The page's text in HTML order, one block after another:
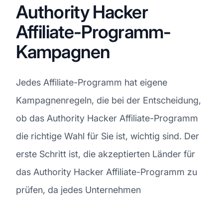
Authority Hacker
Affiliate-Programm-
Kampagnen
Jedes Affiliate-Programm hat eigene
Kampagnenregeln, die bei der Entscheidung,
ob das Authority Hacker Affiliate-Programm
die richtige Wahl für Sie ist, wichtig sind. Der
erste Schritt ist, die akzeptierten Länder für
das Authority Hacker Affiliate-Programm zu
prüfen, da jedes Unternehmen